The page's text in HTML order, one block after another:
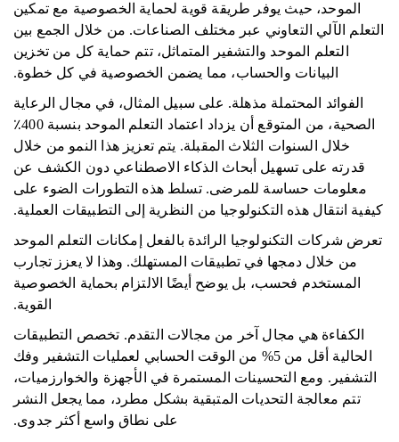
الموحد، حيث يوفر طريقة قوية لحماية الخصوصية مع تمكين
التعلم الآلي التعاوني عبر مختلف الصناعات. من خلال الجمع بين
التعلم الموحد والتشفير المتماثل، تتم حماية كل من تخزين
البيانات والحساب، مما يضمن الخصوصية في كل خطوة.
الفوائد المحتملة مذهلة. على سبيل المثال، في مجال الرعاية
الصحية، من المتوقع أن يزداد اعتماد التعلم الموحد بنسبة 400٪
خلال السنوات الثلاث المقبلة. يتم تعزيز هذا النمو من خلال
قدرته على تسهيل أبحاث الذكاء الاصطناعي دون الكشف عن
معلومات حساسة للمرضى. تسلط هذه التطورات الضوء على
كيفية انتقال هذه التكنولوجيا من النظرية إلى التطبيقات العملية.
تعرض شركات التكنولوجيا الرائدة بالفعل إمكانات التعلم الموحد
من خلال دمجها في تطبيقات المستهلك. وهذا لا يعزز تجارب
المستخدم فحسب، بل يوضح أيضًا الالتزام بحماية الخصوصية
القوية.
الكفاءة هي مجال آخر من مجالات التقدم. تخصص التطبيقات
الحالية أقل من 5% من الوقت الحسابي لعمليات التشفير وفك
التشفير. ومع التحسينات المستمرة في الأجهزة والخوارزميات،
تتم معالجة التحديات المتبقية بشكل مطرد، مما يجعل النشر
على نطاق واسع أكثر جدوى.